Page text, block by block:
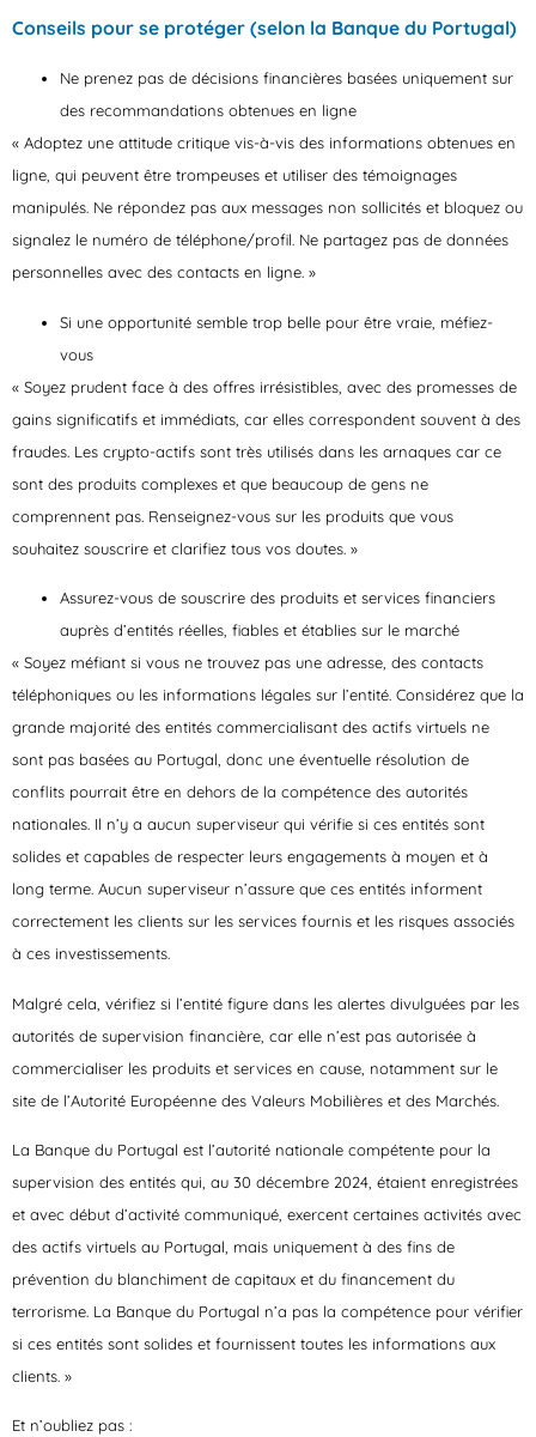
Conseils pour se protéger (selon la Banque du Portugal)
Ne prenez pas de décisions financières basées uniquement sur
des recommandations obtenues en ligne
« Adoptez une attitude critique vis-à-vis des informations obtenues en
ligne, qui peuvent être trompeuses et utiliser des témoignages
manipulés. Ne répondez pas aux messages non sollicités et bloquez ou
signalez le numéro de téléphone/profil. Ne partagez pas de données
personnelles avec des contacts en ligne. »
Si une opportunité semble trop belle pour être vraie, méfiez-
vous
« Soyez prudent face à des offres irrésistibles, avec des promesses de
gains significatifs et immédiats, car elles correspondent souvent à des
fraudes. Les crypto-actifs sont très utilisés dans les arnaques car ce
sont des produits complexes et que beaucoup de gens ne
comprennent pas. Renseignez-vous sur les produits que vous
souhaitez souscrire et clarifiez tous vos doutes. »
Assurez-vous de souscrire des produits et services financiers
auprès d’entités réelles, fiables et établies sur le marché
« Soyez méfiant si vous ne trouvez pas une adresse, des contacts
téléphoniques ou les informations légales sur l’entité. Considérez que la
grande majorité des entités commercialisant des actifs virtuels ne
sont pas basées au Portugal, donc une éventuelle résolution de
conflits pourrait être en dehors de la compétence des autorités
nationales. Il n’y a aucun superviseur qui vérifie si ces entités sont
solides et capables de respecter leurs engagements à moyen et à
long terme. Aucun superviseur n’assure que ces entités informent
correctement les clients sur les services fournis et les risques associés
à ces investissements.
Malgré cela, vérifiez si l’entité figure dans les alertes divulguées par les
autorités de supervision financière, car elle n’est pas autorisée à
commercialiser les produits et services en cause, notamment sur le
site de l’Autorité Européenne des Valeurs Mobilières et des Marchés.
La Banque du Portugal est l’autorité nationale compétente pour la
supervision des entités qui, au 30 décembre 2024, étaient enregistrées
et avec début d’activité communiqué, exercent certaines activités avec
des actifs virtuels au Portugal, mais uniquement à des fins de
prévention du blanchiment de capitaux et du financement du
terrorisme. La Banque du Portugal n’a pas la compétence pour vérifier
si ces entités sont solides et fournissent toutes les informations aux
clients. »
Et n’oubliez pas :